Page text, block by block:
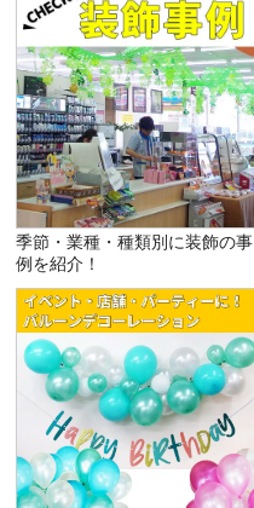
季節・業種・種類別に装飾の事
例を紹介！